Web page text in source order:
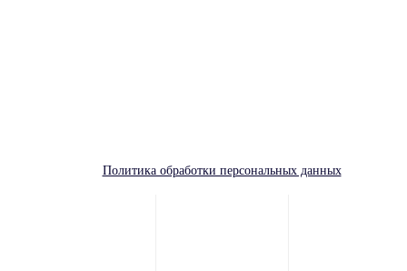
Политика обработки персональных данных